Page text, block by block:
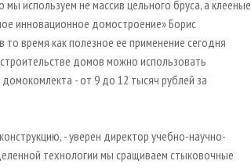
используем не массив цельного бруса, а клееные
инновационное домостроение» Борис
время как полезное ее применение сегодня
домов можно использовать
- от 9 до 12 тысяч рублей за
- уверен директор учебно-научно-
технологии мы сращиваем стыковочные